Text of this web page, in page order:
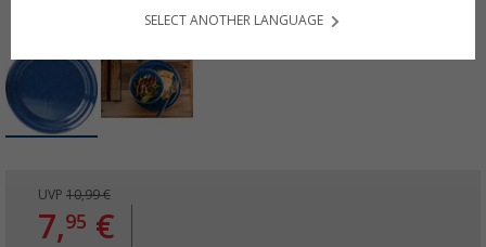
UVP 10,99 €
7,95 €
SELECT ANOTHER LANGUAGE